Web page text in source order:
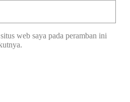
web saya pada peramban ini